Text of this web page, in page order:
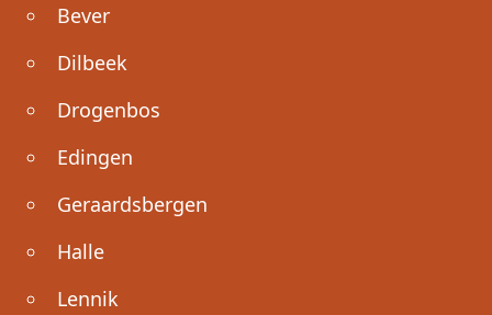
Bever
Dilbeek
Drogenbos
Edingen
Geraardsbergen
Halle
Lennik